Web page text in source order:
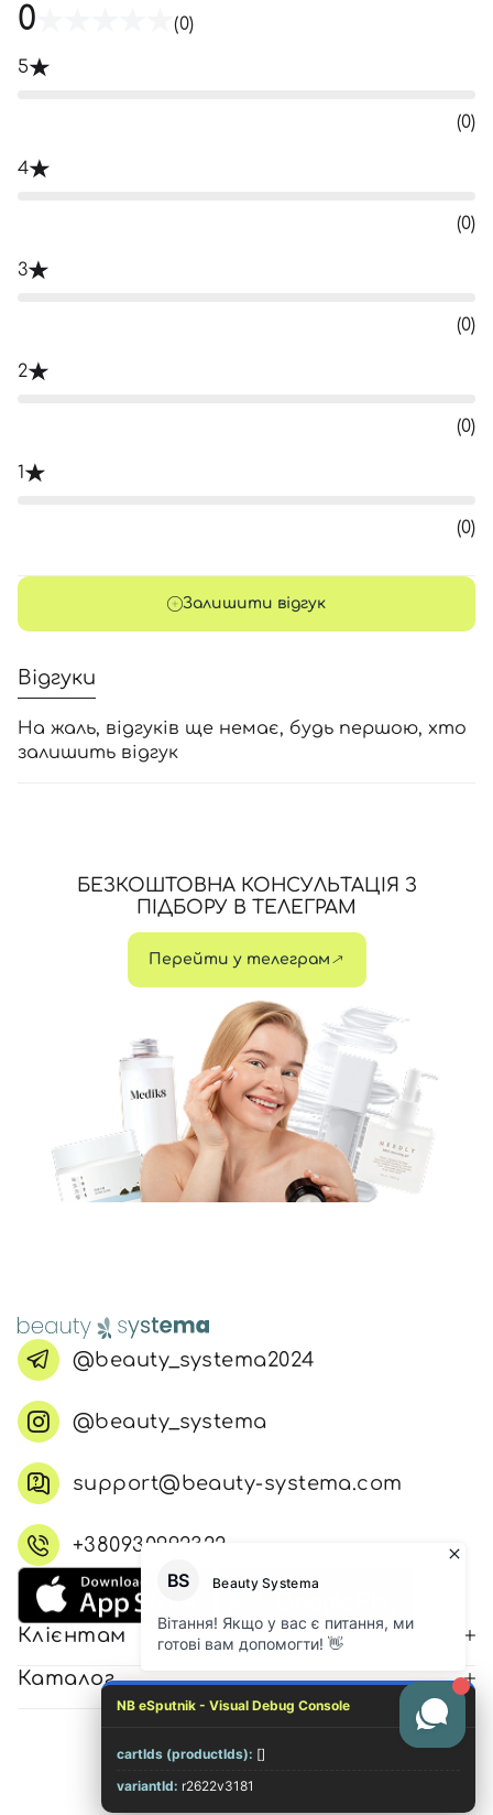
0 (0)
5
(0)
4
(0)
3
(0)
2
(0)
1
(0)
Залишити відгук
Відгуки
На жаль, відгуків ще немає, будь першою, хто
залишить відгук
БЕЗКОШТОВНА КОНСУЛЬТАЦІЯ З
ПІДБОРУ В ТЕЛЕГРАМ
Перейти у телеграм
@beauty_systema2024
@beauty_systema
support@beauty-systema.com
+380930992322
Клієнтам
Каталог
© 2026 Всі права захищені
NB eSputnik - Visual Debug Console
cartIds (productIds): []
variantId: r2622v3181